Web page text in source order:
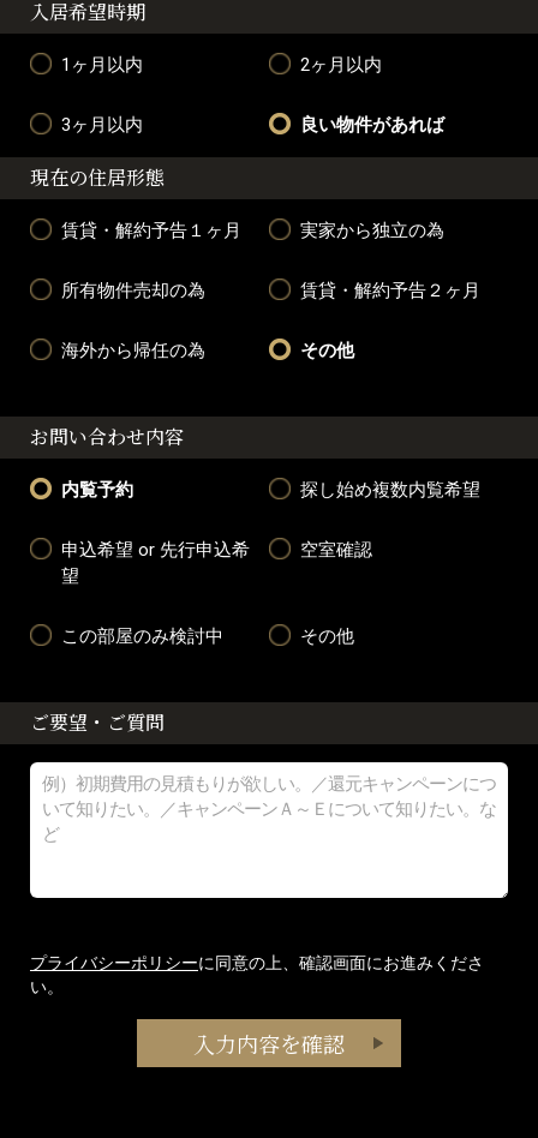
入居希望時期
1ヶ月以内 2ヶ月以内
3ヶ月以内 良い物件があれば
現在の住居形態
賃貸・解約予告１ヶ月 実家から独立の為
所有物件売却の為 賃貸・解約予告２ヶ月
海外から帰任の為 その他
お問い合わせ内容
内覧予約 探し始め複数内覧希望
申込希望 or 先行申込希
望
空室確認
この部屋のみ検討中 その他
ご要望・ご質問
プライバシーポリシーに同意の上、確認画面にお進みくださ
い。